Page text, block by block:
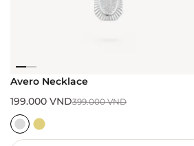
Avero Necklace
399.000VND
199.000 VND